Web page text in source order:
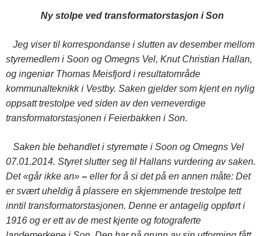
Ny stolpe ved transformatorstasjon i Son
Jeg viser til korrespondanse i slutten av desember mellom
styremedlem i Soon og Omegns Vel, Knut Christian Hallan,
og ingeniør Thomas Meisfjord i resultatområde
kommunalteknikk i Vestby. Saken gjelder som kjent en nylig
oppsatt trestolpe ved siden av den verneverdige
transformatorstasjonen i Feierbakken i Son.
Saken ble behandlet i styremøte i Soon og Omegns Vel
07.01.2014. Styret slutter seg til Hallans vurdering av saken.
Det «går ikke an» – eller for å si det på en annen måte: Det
er svært uheldig å plassere en skjemmende trestolpe tett
inntil transformatorstasjonen. Denne er antagelig oppført i
1916 og er ett av de mest kjente og fotograferte